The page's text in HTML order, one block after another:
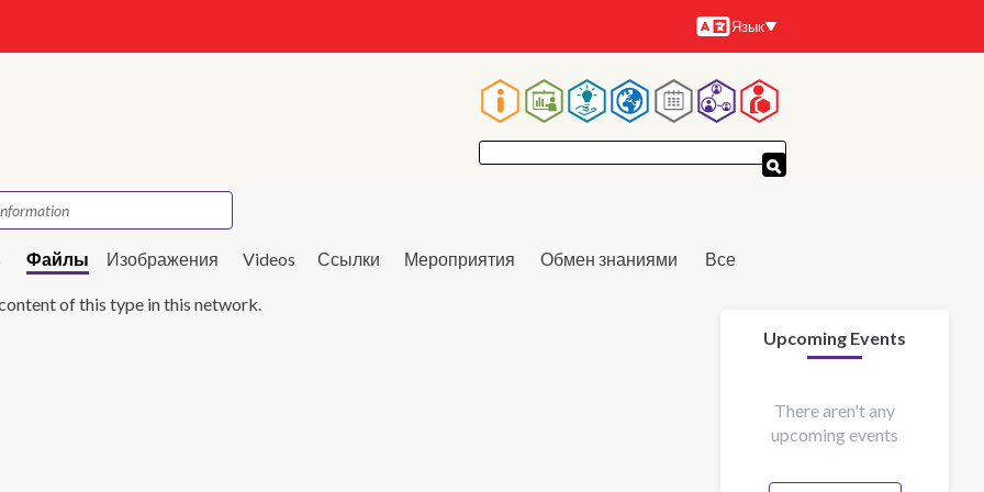
Языки
Язык
Основная
навигация
Файлы Изображения Videos Ссылки Мероприятия Обмен знаниями Все
of this type in this network.
Upcoming Events
There aren't any
upcoming events